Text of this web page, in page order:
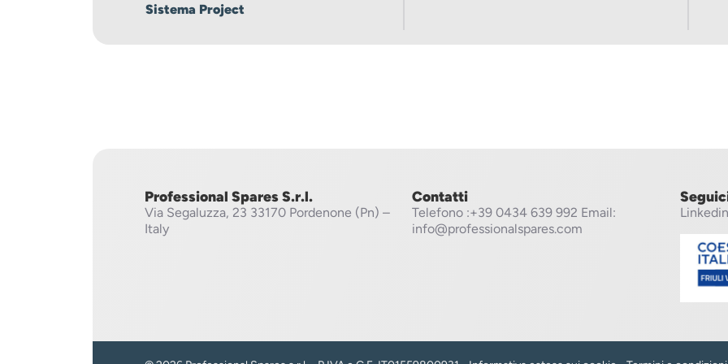
Sistema Project
Professional Spares S.r.l.
Via Segaluzza, 23 33170 Pordenone (Pn) –
Italy
Contatti
Telefono :+39 0434 639 992 Email:
info@professionalspares.com
Linkedin